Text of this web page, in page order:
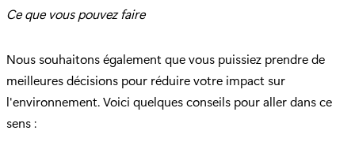
Ce que vous pouvez faire
Nous souhaitons également que vous puissiez prendre de
meilleures décisions pour réduire votre impact sur
l'environnement. Voici quelques conseils pour aller dans ce
sens :